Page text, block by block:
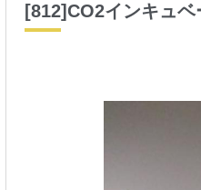
[812]CO2インキュベ